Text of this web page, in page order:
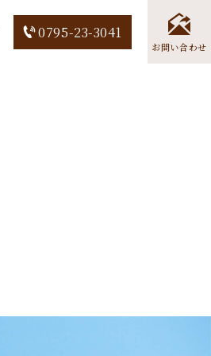
0795-23-3041
お問い合わせ